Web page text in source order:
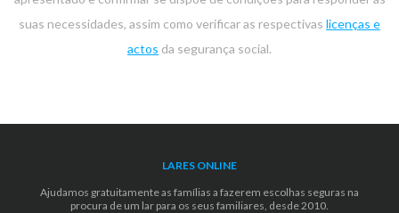
suas necessidades, assim como verificar as respectivas licenças e
actos da segurança social.
LARES ONLINE
Ajudamos gratuitamente as famílias a fazerem escolhas seguras na
procura de um lar para os seus familiares, desde 2010.